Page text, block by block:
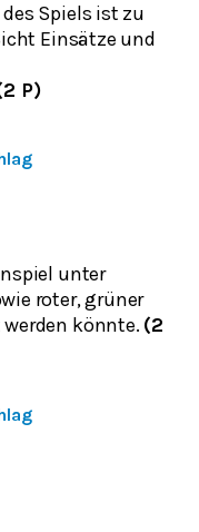
Spiels ist zu
Einsätze und
P)
unter
roter, grüner
könnte. (2